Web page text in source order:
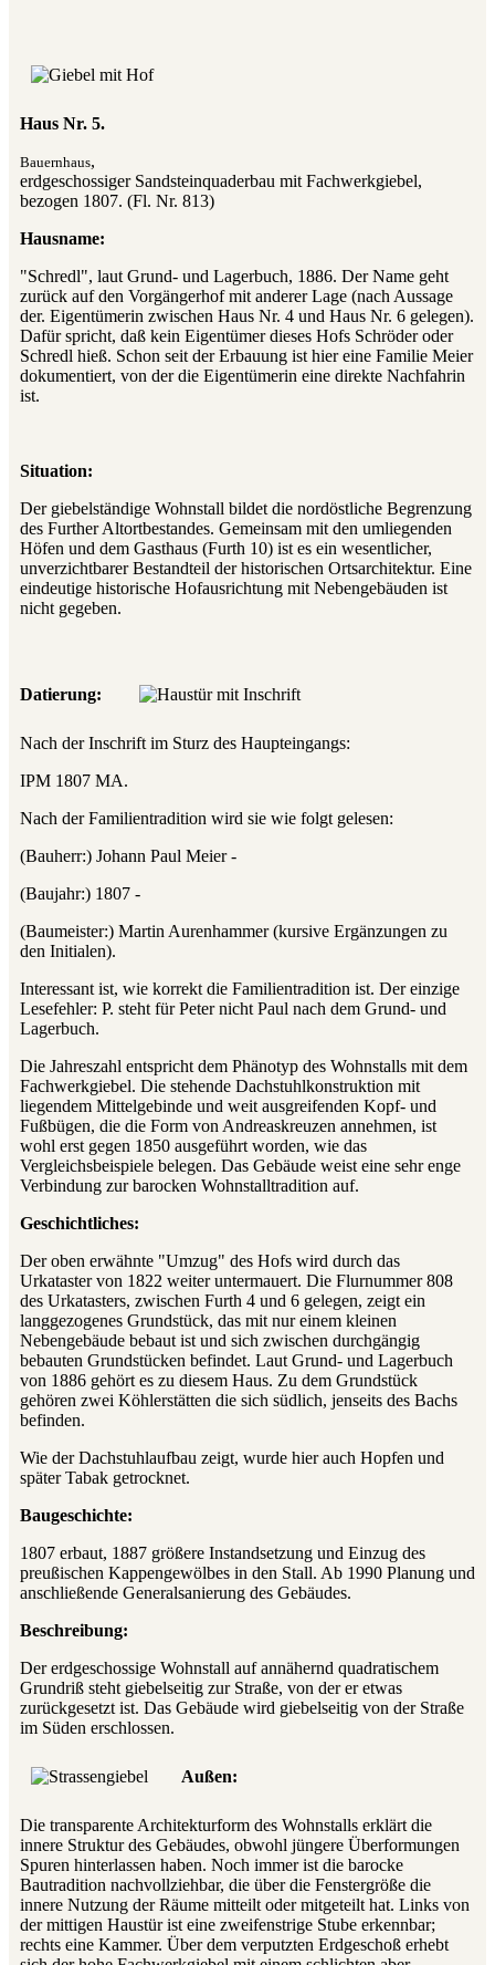
Haus Nr. 5.
Bauernhaus,
erdgeschossiger Sandsteinquaderbau mit Fachwerkgiebel,
bezogen 1807. (Fl. Nr. 813)
Hausname:
"Schredl", laut Grund- und Lagerbuch, 1886. Der Name geht
zurück auf den Vorgängerhof mit anderer Lage (nach Aussage
der. Eigentümerin zwischen Haus Nr. 4 und Haus Nr. 6 gelegen).
Dafür spricht, daß kein Eigentümer dieses Hofs Schröder oder
Schredl hieß. Schon seit der Erbauung ist hier eine Familie Meier
dokumentiert, von der die Eigentümerin eine direkte Nachfahrin
ist.
Situation:
Der giebelständige Wohnstall bildet die nordöstliche Begrenzung
des Further Altortbestandes. Gemeinsam mit den umliegenden
Höfen und dem Gasthaus (Furth 10) ist es ein wesentlicher,
unverzichtbarer Bestandteil der historischen Ortsarchitektur. Eine
eindeutige historische Hofausrichtung mit Nebengebäuden ist
nicht gegeben.
Datierung:
Nach der Inschrift im Sturz des Haupteingangs:
IPM 1807 MA.
Nach der Familientradition wird sie wie folgt gelesen:
(Bauherr:) Johann Paul Meier -
(Baujahr:) 1807 -
(Baumeister:) Martin Aurenhammer (kursive Ergänzungen zu
den Initialen).
Interessant ist, wie korrekt die Familientradition ist. Der einzige
Lesefehler: P. steht für Peter nicht Paul nach dem Grund- und
Lagerbuch.
Die Jahreszahl entspricht dem Phänotyp des Wohnstalls mit dem
Fachwerkgiebel. Die stehende Dachstuhlkonstruktion mit
liegendem Mittelgebinde und weit ausgreifenden Kopf- und
Fußbügen, die die Form von Andreaskreuzen annehmen, ist
wohl erst gegen 1850 ausgeführt worden, wie das
Vergleichsbeispiele belegen. Das Gebäude weist eine sehr enge
Verbindung zur barocken Wohnstalltradition auf.
Geschichtliches:
Der oben erwähnte "Umzug" des Hofs wird durch das
Urkataster von 1822 weiter untermauert. Die Flurnummer 808
des Urkatasters, zwischen Furth 4 und 6 gelegen, zeigt ein
langgezogenes Grundstück, das mit nur einem kleinen
Nebengebäude bebaut ist und sich zwischen durchgängig
bebauten Grundstücken befindet. Laut Grund- und Lagerbuch
von 1886 gehört es zu diesem Haus. Zu dem Grundstück
gehören zwei Köhlerstätten die sich südlich, jenseits des Bachs
befinden.
Wie der Dachstuhlaufbau zeigt, wurde hier auch Hopfen und
später Tabak getrocknet.
Baugeschichte:
1807 erbaut, 1887 größere Instandsetzung und Einzug des
preußischen Kappengewölbes in den Stall. Ab 1990 Planung und
anschließende Generalsanierung des Gebäudes.
Beschreibung:
Der erdgeschossige Wohnstall auf annähernd quadratischem
Grundriß steht giebelseitig zur Straße, von der er etwas
zurückgesetzt ist. Das Gebäude wird giebelseitig von der Straße
im Süden erschlossen.
Außen:
Die transparente Architekturform des Wohnstalls erklärt die
innere Struktur des Gebäudes, obwohl jüngere Überformungen
Spuren hinterlassen haben. Noch immer ist die barocke
Bautradition nachvollziehbar, die über die Fenstergröße die
innere Nutzung der Räume mitteilt oder mitgeteilt hat. Links von
der mittigen Haustür ist eine zweifenstrige Stube erkennbar;
rechts eine Kammer. Über dem verputzten Erdgeschoß erhebt